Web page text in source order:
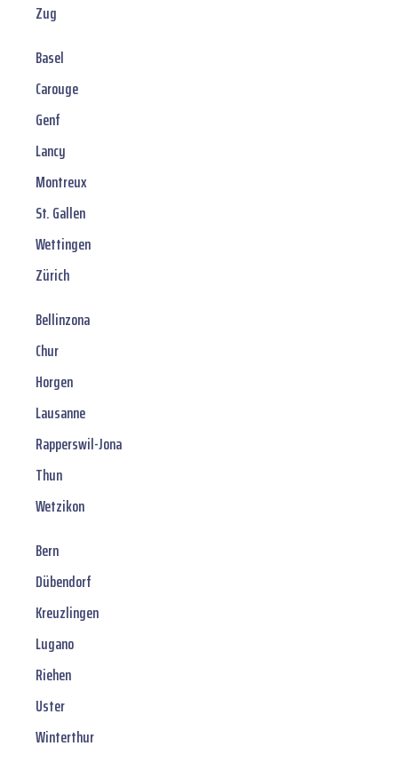
Zug
Basel
Carouge
Genf
Lancy
Montreux
St. Gallen
Wettingen
Zürich
Bellinzona
Chur
Horgen
Lausanne
Rapperswil-Jona
Thun
Wetzikon
Bern
Dübendorf
Kreuzlingen
Lugano
Riehen
Uster
Winterthur